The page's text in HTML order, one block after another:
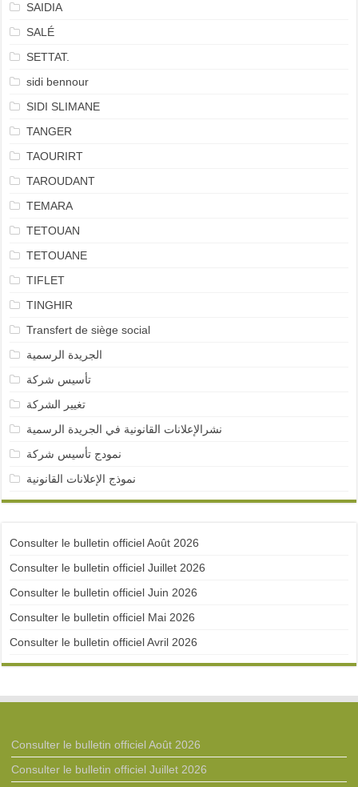
SAIDIA
SALÉ
SETTAT.
sidi bennour
SIDI SLIMANE
TANGER
TAOURIRT
TAROUDANT
TEMARA
TETOUAN
TETOUANE
TIFLET
TINGHIR
Transfert de siège social
الجريدة الرسمية
تأسيس شركة
تغيير الشركة
نشرالإعلانات القانونية في الجريدة الرسمية
نمودج تأسيس شركة
نموذج الإعلانات القانونية
Consulter le bulletin officiel Août 2026
Consulter le bulletin officiel Juillet 2026
Consulter le bulletin officiel Juin 2026
Consulter le bulletin officiel Mai 2026
Consulter le bulletin officiel Avril 2026
Consulter le bulletin officiel Août 2026
Consulter le bulletin officiel Juillet 2026